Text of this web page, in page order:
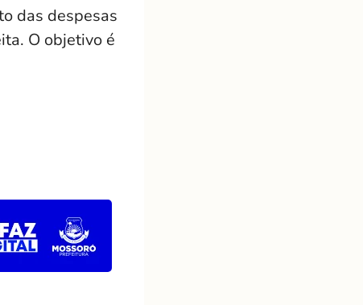
das despesas
O objetivo é